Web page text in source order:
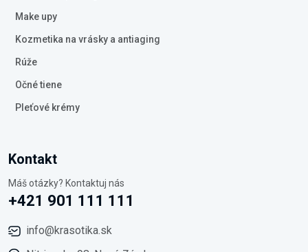
Make upy
Kozmetika na vrásky a antiaging
Rúže
Očné tiene
Pleťové krémy
Kontakt
Máš otázky? Kontaktuj nás
+421 901 111 111
info@krasotika.sk